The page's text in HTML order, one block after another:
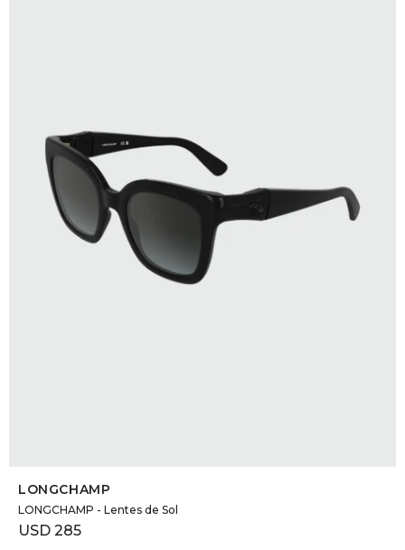
LONGCHAMP
LONGCHAMP - Lentes de Sol
USD 285